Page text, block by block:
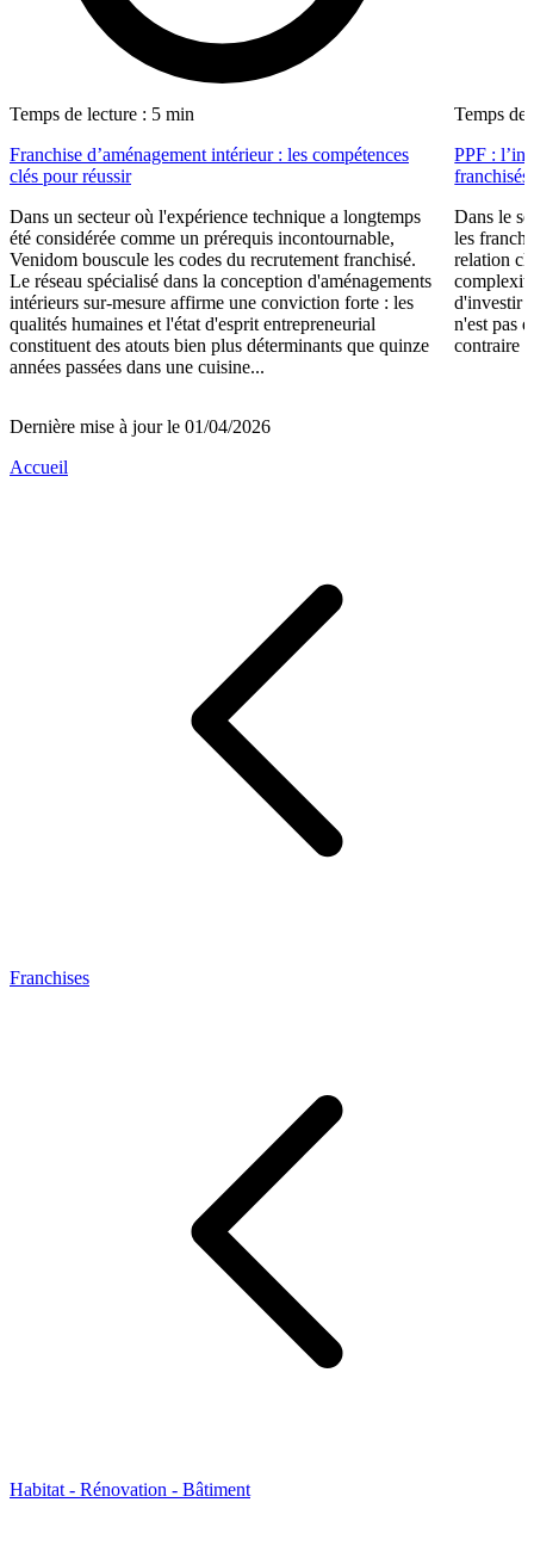
Temps de lecture : 5 min
Franchise d’aménagement intérieur : les compétences
clés pour réussir
Dans un secteur où l'expérience technique a longtemps
été considérée comme un prérequis incontournable,
Venidom bouscule les codes du recrutement franchisé.
Le réseau spécialisé dans la conception d'aménagements
intérieurs sur-mesure affirme une conviction forte : les
qualités humaines et l'état d'esprit entrepreneurial
constituent des atouts bien plus déterminants que quinze
années passées dans une cuisine...
Temps de
PPF :
franchisés
Dans le
les
relation
d'investir
n'est pas
contraire
Dernière mise à jour le 01/04/2026
Accueil
Franchises
Habitat - Rénovation - Bâtiment